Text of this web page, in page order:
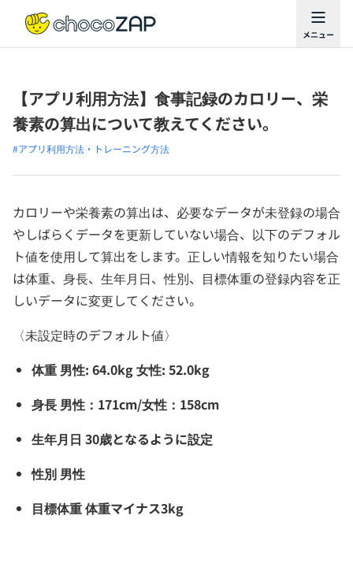
【アプリ利用方法】食事記録のカロリー、栄
養素の算出について教えてください。
#アプリ利用方法・トレーニング方法
カロリーや栄養素の算出は、必要なデータが未登録の場合
やしばらくデータを更新していない場合、以下のデフォル
ト値を使用して算出をします。正しい情報を知りたい場合
は体重、身長、生年月日、性別、目標体重の登録内容を正
しいデータに変更してください。
〈未設定時のデフォルト値〉
体重 男性: 64.0kg 女性: 52.0kg
身長 男性：171cm/女性：158cm
生年月日 30歳となるように設定
性別 男性
目標体重 体重マイナス3kg